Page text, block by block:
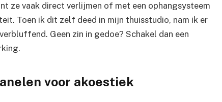
ze vaak direct verlijmen of met een ophangsysteem
Toen ik dit zelf deed in mijn thuisstudio, nam ik er
Geen zin in gedoe? Schakel dan een
voor akoestiek